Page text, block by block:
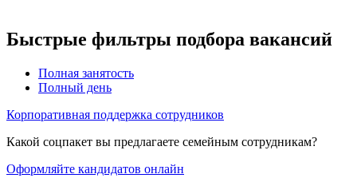
Быстрые фильтры подбора вакансий
Полная занятость
Полный день
Корпоративная поддержка сотрудников
Какой соцпакет вы предлагаете семейным сотрудникам?
Оформляйте кандидатов онлайн